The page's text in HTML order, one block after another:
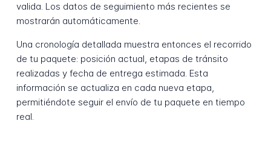
valida. Los datos de seguimiento más recientes se
mostrarán automáticamente.
Una cronología detallada muestra entonces el recorrido
de tu paquete: posición actual, etapas de tránsito
realizadas y fecha de entrega estimada. Esta
información se actualiza en cada nueva etapa,
permitiéndote seguir el envío de tu paquete en tiempo
real.